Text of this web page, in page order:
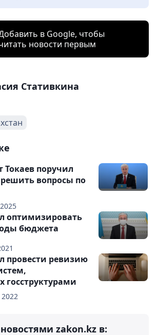
в Google, чтобы
новости первым
Стативкина
поручил
вопросы по
оптимизировать
бюджета
провести ревизию
госструктурами
zakon.kz в: